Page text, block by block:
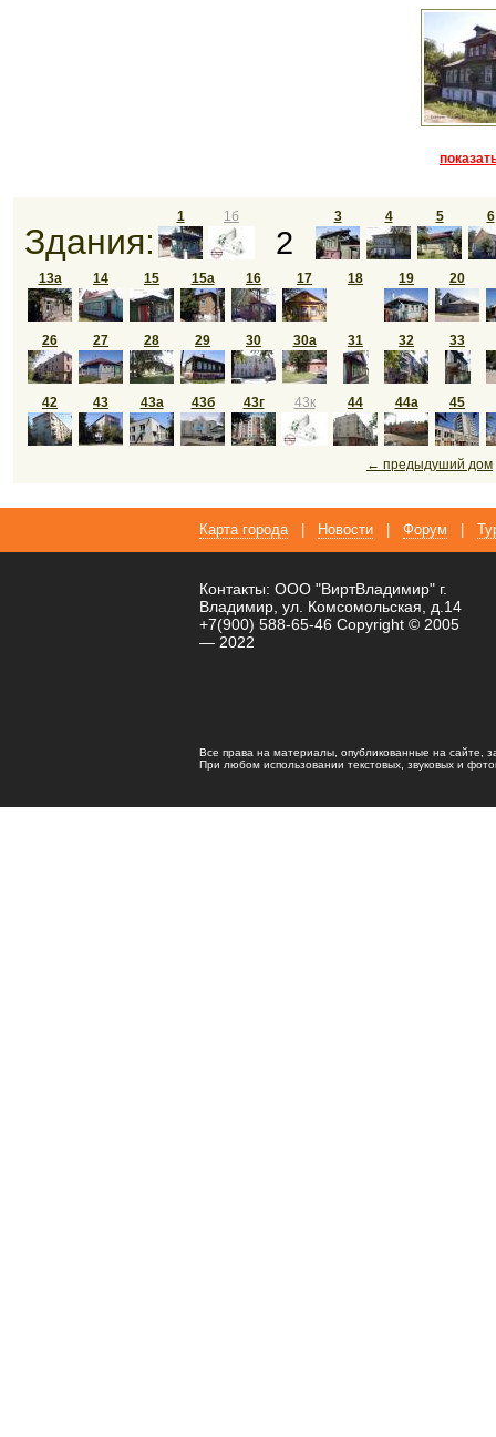
Здания:
1 1б
2
3 4 5 6
13а 14 15 15а 16 17 18 19 20
26 27 28 29 30 30а 31 32 33
42 43 43а 43б 43г 43к 44 44а 45
← предыдуший дом
Карта города Новости Форум
Контакты: ООО "ВиртВладимир" г.
Владимир, ул. Комсомольская, д.14
+7(900) 588-65-46 Copyright © 2005
— 2022
Все права на материалы, опубликованные на сайте,
При любом использовании текстовых, звуковых и